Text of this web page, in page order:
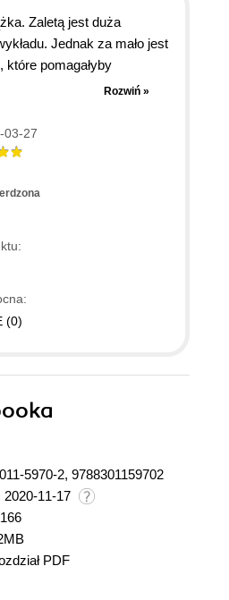
Zaletą jest duża
Jednak za mało jest
które pomagałyby
definicje i
wielu pozycji
nie ustrzegł się błędu. Na
rozpoczynające
kryterium Sylvestra.
Rozwiń »
03-27
(0)
5970-2, 9788301159702
2020-11-17
PDF